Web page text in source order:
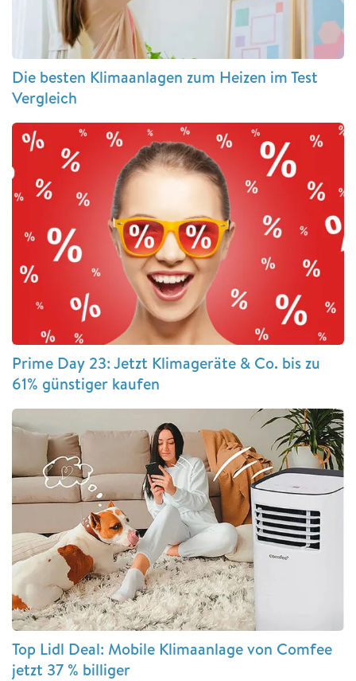
Die besten Klimaanlagen zum Heizen im Test
Vergleich
Prime Day 23: Jetzt Klimageräte & Co. bis zu
61% günstiger kaufen
Top Lidl Deal: Mobile Klimaanlage von Comfee
jetzt 37 % billiger